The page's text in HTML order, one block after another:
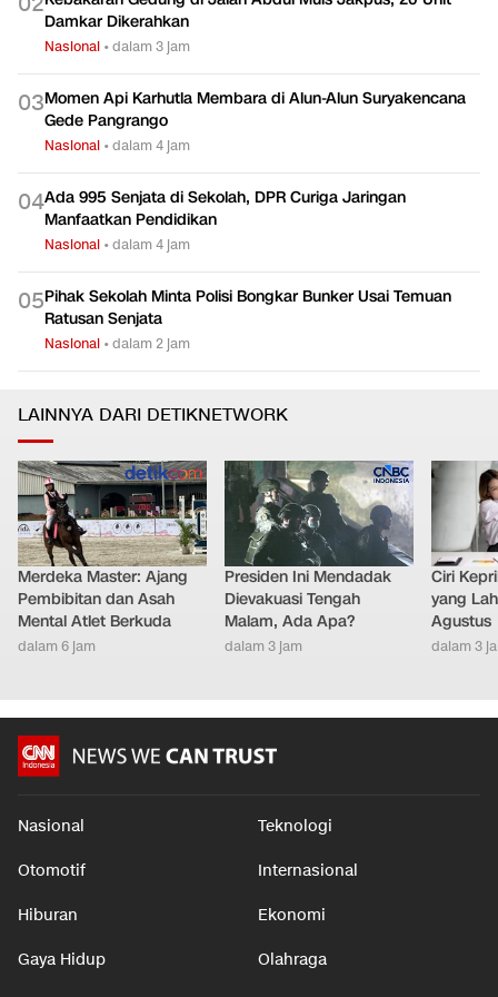
Damkar Dikerahkan
Nasional •dalam 3 jam
03Momen Api Karhutla Membara di Alun-Alun Suryakencana
Gede Pangrango
Nasional •dalam 4 jam
04Ada 995 Senjata di Sekolah, DPR Curiga Jaringan
Manfaatkan Pendidikan
Nasional •dalam 4 jam
05Pihak Sekolah Minta Polisi Bongkar Bunker Usai Temuan
Ratusan Senjata
Nasional •dalam 2 jam
LAINNYA DARI DETIKNETWORK
Merdeka Master: Ajang
Pembibitan dan Asah
Mental Atlet Berkuda
dalam 6 jam
Presiden Ini Mendadak
Dievakuasi Tengah
Malam, Ada Apa?
dalam 3 jam
Ciri
yang
Agustus
dalam 3
Nasional Teknologi
Otomotif Internasional
Hiburan Ekonomi
Gaya Hidup Olahraga